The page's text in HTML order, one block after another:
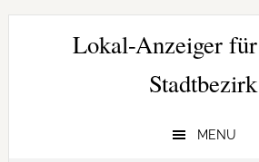
Zur
Hauptnavigation
Zum
Zur
SeitenspalteLokal-Anzeiger
Stadtbezirk
MENU